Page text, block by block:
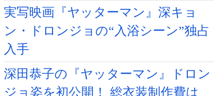
実写映画『ヤッターマン』深キョ
ン・ドロンジョの“入浴シーン”独占
入手
深田恭子の『ヤッターマン』ドロン
ジョ姿を初公開！ 総衣装制作費は